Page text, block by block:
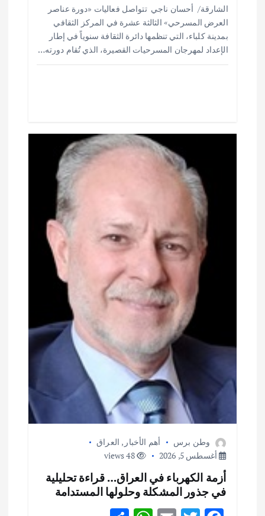
ت
e
b
o
it
te
r
ai
l
at
s
A
ar
e
الشارقة/ أحسان ناجي تتواصل فعاليات «دورة عناصر
العرض المسرحي» الثالثة عشرة في المركز الثقافي
بمدينة كلباء، التي تنظمها دائرة الثقافة سنوياً في إطار
الإعداد لمهرجان المسرحيات القصيرة، الذي تُقام دورته…
وطن برس أهم الأخبار , العراق
أغسطس 5, 2026
48 views
أزمة الكهرباء في العراق… قراءة تحليلية
في جذور المشكلة وحلولها المستدامة